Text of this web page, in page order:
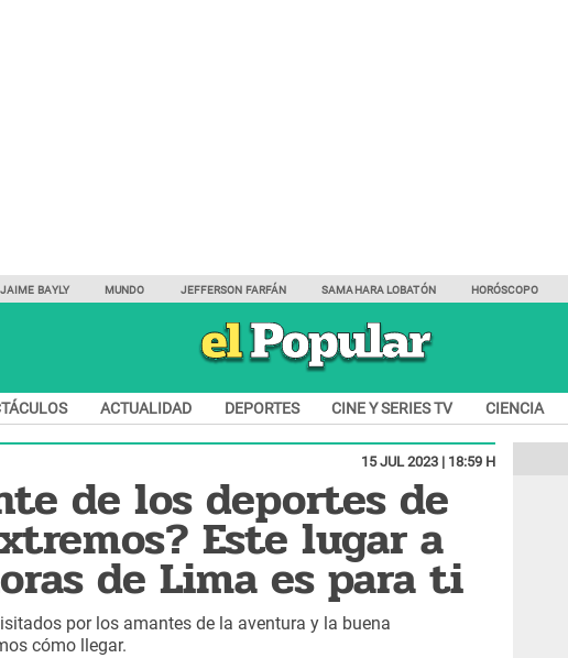
JAIME BAYLY MUNDO JEFFERSON FARFÁN SAMAHARA LOBATÓN HORÓSCOPO
ACTUALIDAD DEPORTES CINE Y SERIES TV CIENCIA
15 JUL 2023 | 18:59 H
de los deportes de
Este lugar a
de Lima es para ti
por los amantes de la aventura y la buena
cómo llegar.